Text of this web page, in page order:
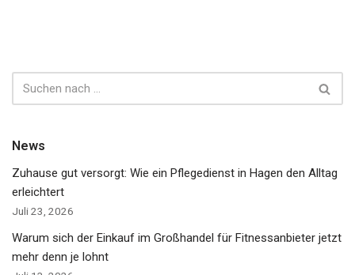
News
Zuhause gut versorgt: Wie ein Pflegedienst in Hagen den Alltag
erleichtert
Juli 23, 2026
Warum sich der Einkauf im Großhandel für Fitnessanbieter jetzt
mehr denn je lohnt